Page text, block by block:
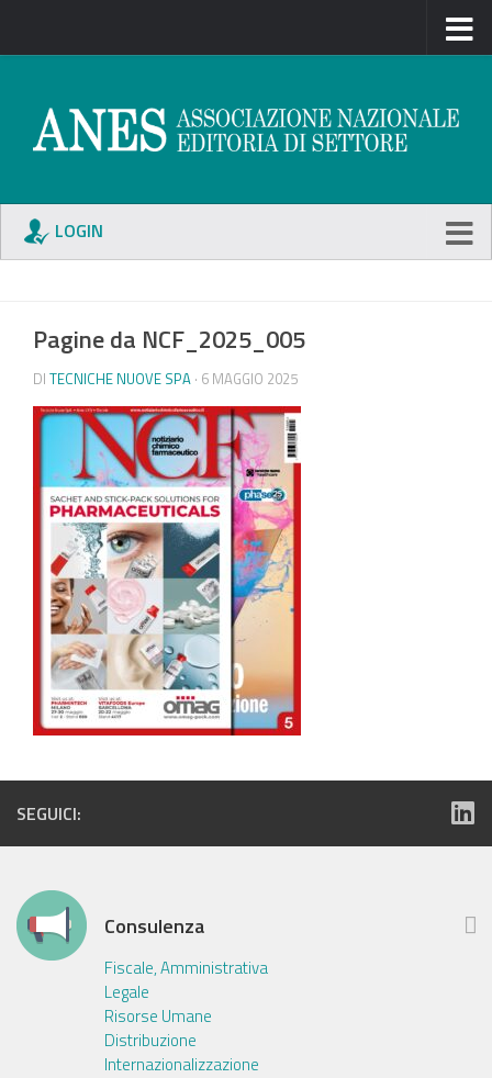
LOGIN
Pagine da NCF_2025_005
DI TECNICHE NUOVE SPA · 6 MAGGIO 2025
SEGUICI:
Consulenza
Fiscale, Amministrativa
Legale
Risorse Umane
Distribuzione
Internazionalizzazione